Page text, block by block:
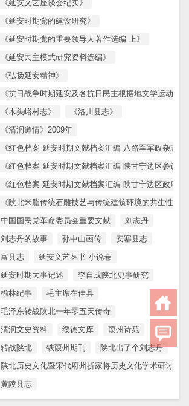
《延安文艺座谈会纪实》
《延安时期党的建设研究》
《延安时期党的重要领导人著作选编 上》
《延安民主模式研究资料选编》
《弘扬延安精神》
《抗日战争时期延安及各抗日民主根据地文学运动资
《木头峪村志》
《洛川县志》
《清涧道情》2009年
《红色档案 延安时期文献档案汇编 八路军军政杂志
《红色档案 延安时期文献档案汇编 陕甘宁边区参议
《红色档案 延安时期文献档案汇编 陕甘宁边区政府
《陕北米脂传统石雕技艺与传统建筑环境的共生性保护
中国国民党革命委员会重要文献
刘志丹
刘志丹的故事
孙中山画传
安塞县志
富县志
延安文艺丛书 小说卷
延安时期大事记述
李自成陕北史事研究
榆林纪事
毛主席在佳县
毛泽东转战陕北一年零五天传奇
清涧文史资料
绥德文库
葭州诗苑
转战陕北
铁葭州期刊
陕北出了个刘志丹
陕北历史文化暨宋代府州折家将历史文化学术研讨会
黄陵县志